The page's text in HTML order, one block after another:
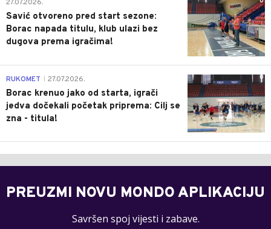
27.07.2026.
Savić otvoreno pred start sezone:
Borac napada titulu, klub ulazi bez
dugova prema igračima!
0
RUKOMET 27.07.2026.
Borac krenuo jako od starta, igrači
jedva dočekali početak priprema: Cilj se
zna - titula!
PREUZMI NOVU MONDO APLIKACIJU
Savršen spoj vijesti i zabave.